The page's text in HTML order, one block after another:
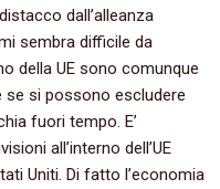
dall’alleanza
sembra difficile da
della UE sono comunque
se si possono escludere
fuori tempo. E’
all’interno dell’UE
Uniti. Di fatto l’economia